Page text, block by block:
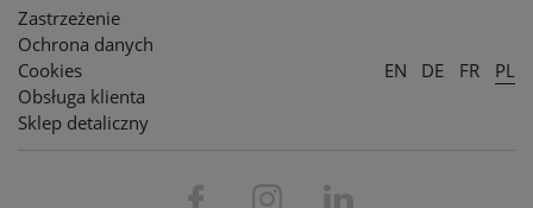
Zastrzeżenie
Ochrona danych
Cookies
Obsługa klienta
Sklep detaliczny
EN DE FR PL